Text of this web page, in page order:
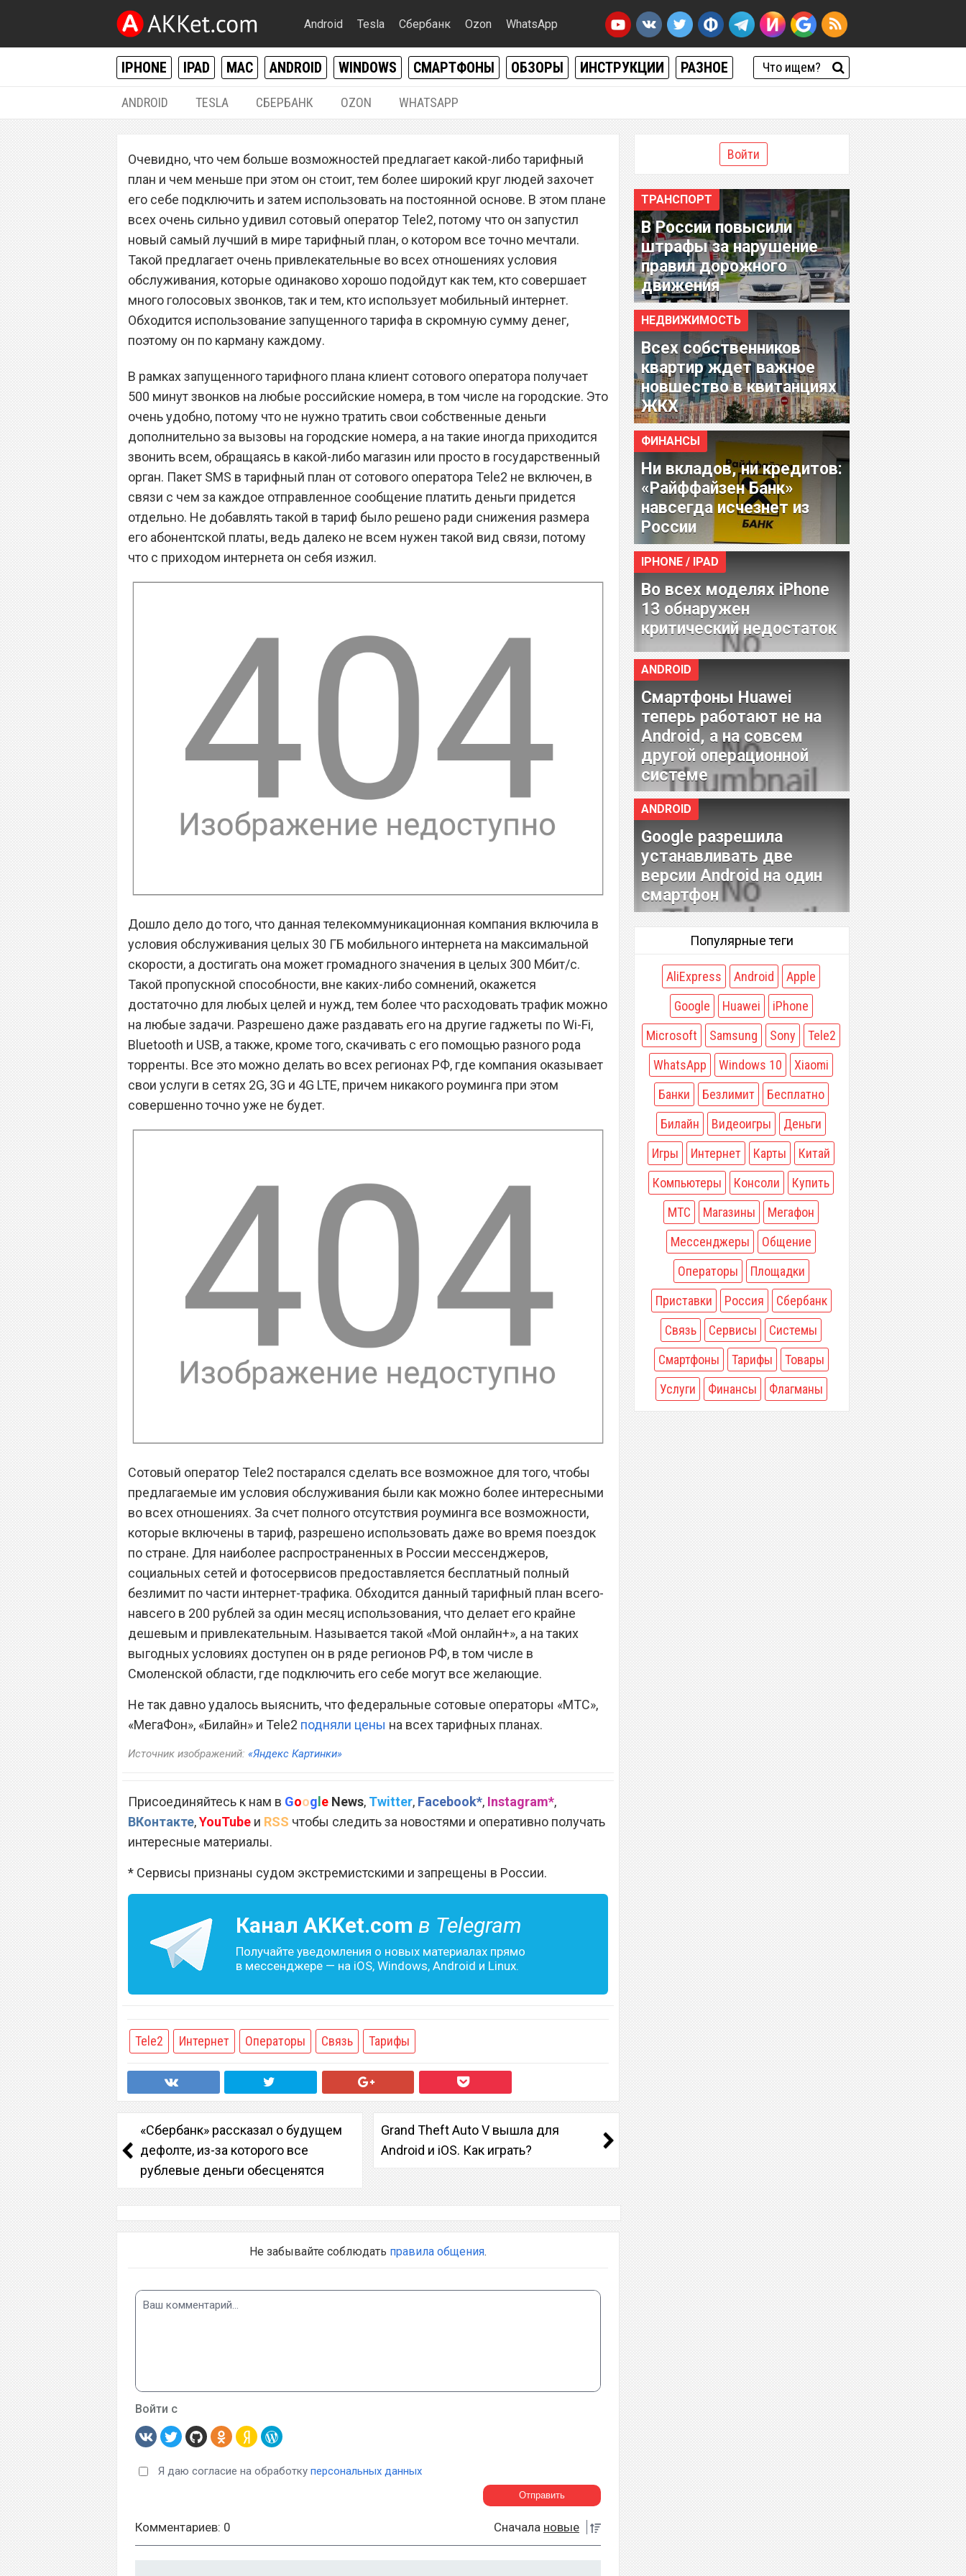
Android Tesla Сбербанк Ozon WhatsApp
IPHONE IPAD MAC ANDROID WINDOWS СМАРТФОНЫ ОБЗОРЫ ИНСТРУКЦИИ РАЗНОЕ
ANDROID TESLA СБЕРБАНК OZON WHATSAPP
Сотовый оператор Tele2 запустил новый
самый лучший в мире тарифный план, о
котором вы мечтали
Очевидно, что чем больше возможностей предлагает какой-либо тарифный
план и чем меньше при этом он стоит, тем более широкий круг людей захочет
его себе подключить и затем использовать на постоянной основе. В этом плане
всех очень сильно удивил сотовый оператор Tele2, потому что он запустил
новый самый лучший в мире тарифный план, о котором все точно мечтали.
Такой предлагает очень привлекательные во всех отношениях условия
обслуживания, которые одинаково хорошо подойдут как тем, кто совершает
много голосовых звонков, так и тем, кто использует мобильный интернет.
Обходится использование запущенного тарифа в скромную сумму денег,
поэтому он по карману каждому.
В рамках запущенного тарифного плана клиент сотового оператора получает
500 минут звонков на любые российские номера, в том числе на городские. Это
очень удобно, потому что не нужно тратить свои собственные деньги
дополнительно за вызовы на городские номера, а на такие иногда приходится
звонить всем, обращаясь в какой-либо магазин или просто в государственный
орган. Пакет SMS в тарифный план от сотового оператора Tele2 не включен, в
связи с чем за каждое отправленное сообщение платить деньги придется
отдельно. Не добавлять такой в тариф было решено ради снижения размера
его абонентской платы, ведь далеко не всем нужен такой вид связи, потому
что с приходом интернета он себя изжил.
Дошло дело до того, что данная телекоммуникационная компания включила в
условия обслуживания целых 30 ГБ мобильного интернета на максимальной
скорости, а достигать она может громадного значения в целых 300 Мбит/с.
Такой пропускной способности, вне каких-либо сомнений, окажется
достаточно для любых целей и нужд, тем более что расходовать трафик можно
на любые задачи. Разрешено даже раздавать его на другие гаджеты по Wi-Fi,
Bluetooth и USB, а также, кроме того, скачивать с его помощью разного рода
торренты. Все это можно делать во всех регионах РФ, где компания оказывает
свои услуги в сетях 2G, 3G и 4G LTE, причем никакого роуминга при этом
совершенно точно уже не будет.
Сотовый оператор Tele2 постарался сделать все возможное для того, чтобы
предлагаемые им условия обслуживания были как можно более интересными
во всех отношениях. За счет полного отсутствия роуминга все возможности,
которые включены в тариф, разрешено использовать даже во время поездок
по стране. Для наиболее распространенных в России мессенджеров,
социальных сетей и фотосервисов предоставляется бесплатный полный
безлимит по части интернет-трафика. Обходится данный тарифный план всего-
навсего в 200 рублей за один месяц использования, что делает его крайне
дешевым и привлекательным. Называется такой «Мой онлайн+», а на таких
выгодных условиях доступен он в ряде регионов РФ, в том числе в
Смоленской области, где подключить его себе могут все желающие.
Не так давно удалось выяснить, что федеральные сотовые операторы «МТС»,
«МегаФон», «Билайн» и Tele2 подняли цены на всех тарифных планах.
Источник изображений: «Яндекс Картинки»
Присоединяйтесь к нам в Google News, Twitter, Facebook*, Instagram*,
ВКонтакте,YouTube и RSS чтобы следить за новостями и оперативно получать
интересные материалы.
* Сервисы признаны судом экстремистскими и запрещены в России.
Канал AKKet.com в Telegram
Получайте уведомления о новых материалах прямо
в мессенджере — на iOS, Windows, Android и Linux.
Tele2 Интернет Операторы Связь Тарифы
«Сбербанк» рассказал о будущем
дефолте, из-за которого все
рублевые деньги обесценятся
Grand Theft Auto V вышла для
Android и iOS. Как играть?
Не забывайте соблюдать правила общения.
Войти с
Я даю согласие на обработку персональных данных
Комментариев: 0 Сначала новые
Войти
ТРАНСПОРТ
В России повысили
штрафы за нарушение
правил дорожного
движения
НЕДВИЖИМОСТЬ
Всех собственников
квартир ждет важное
новшество в квитанциях
ЖКХ
ФИНАНСЫ
Ни вкладов, ни кредитов:
«Райффайзен Банк»
навсегда исчезнет из
России
IPHONE / IPAD
Во всех моделях iPhone
13 обнаружен
критический недостаток
ANDROID
Смартфоны Huawei
теперь работают не на
Android, а на совсем
другой операционной
системе
ANDROID
Google разрешила
устанавливать две
версии Android на один
смартфон
Популярные теги
AliExpress Android
Apple
Google
Huawei
iPhone
Microsoft
Samsung Sony
Tele2
WhatsApp
Windows 10
Xiaomi
Банки
Безлимит
Бесплатно
Билайн
Видеоигры
Деньги
Игры
Интернет Карты
Китай
Компьютеры
Консоли
Купить
МТС
Магазины
Мегафон
Мессенджеры
Общение
Операторы
Площадки
Приставки
Россия
Сбербанк
Связь
Сервисы
Системы
Смартфоны
Тарифы
Товары
Услуги
Финансы Флагманы